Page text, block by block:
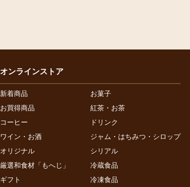
オンラインストア
新着商品
お菓子
お買得商品
紅茶・お茶
コーヒー
ドリンク
ワイン・お酒
ジャム・はちみつ・シロップ
オリジナル
シリアル
厳選和食材「もへじ」
冷蔵食品
ギフト
冷凍食品